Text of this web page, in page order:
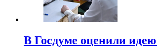
В Госдуме оценили